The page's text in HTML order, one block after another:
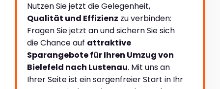
Nutzen Sie jetzt die Gelegenheit,
Qualität und Effizienz zu verbinden:
Fragen Sie jetzt an und sichern Sie sich
die Chance auf attraktive
Sparangebote für Ihren Umzug von
Bielefeld nach Lustenau. Mit uns an
Ihrer Seite ist ein sorgenfreier Start in Ihr